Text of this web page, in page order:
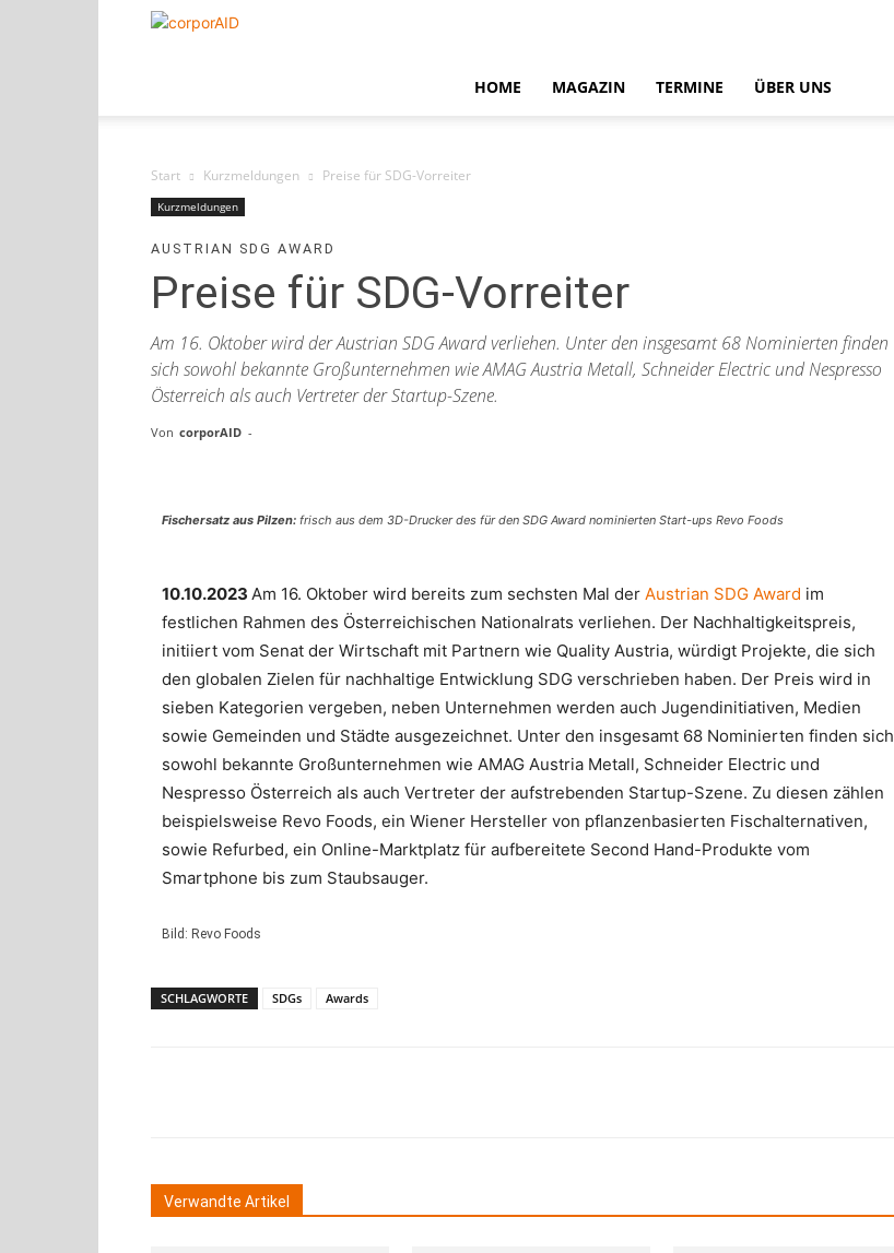
corporAID
HOME MAGAZIN TERMINE ÜBER UNS
Start Kurzmeldungen Preise für SDG-Vorreiter
Kurzmeldungen
AUSTRIAN SDG AWARD
Preise für SDG-Vorreiter
Am 16. Oktober wird der Austrian SDG Award verliehen. Unter den insgesamt 68 Nominierten finden
sich sowohl bekannte Großunternehmen wie AMAG Austria Metall, Schneider Electric und Nespresso
Österreich als auch Vertreter der Startup-Szene.
Von corporAID -
Fischersatz aus Pilzen: frisch aus dem 3D-Drucker des für den SDG Award nominierten Start-ups Revo Foods
10.10.2023 Am 16. Oktober wird bereits zum sechsten Mal der Austrian SDG Award im
festlichen Rahmen des Österreichischen Nationalrats verliehen. Der Nachhaltigkeitspreis,
initiiert vom Senat der Wirtschaft mit Partnern wie Quality Austria, würdigt Projekte, die sich
den globalen Zielen für nachhaltige Entwicklung SDG verschrieben haben. Der Preis wird in
sieben Kategorien vergeben, neben Unternehmen werden auch Jugendinitiativen, Medien
sowie Gemeinden und Städte ausgezeichnet. Unter den insgesamt 68 Nominierten finden sich
sowohl bekannte Großunternehmen wie AMAG Austria Metall, Schneider Electric und
Nespresso Österreich als auch Vertreter der aufstrebenden Startup-Szene. Zu diesen zählen
beispielsweise Revo Foods, ein Wiener Hersteller von pflanzenbasierten Fischalternativen,
sowie Refurbed, ein Online-Marktplatz für aufbereitete Second Hand-Produkte vom
Smartphone bis zum Staubsauger.
Bild: Revo Foods
SCHLAGWORTE SDGs Awards
Verwandte Artikel